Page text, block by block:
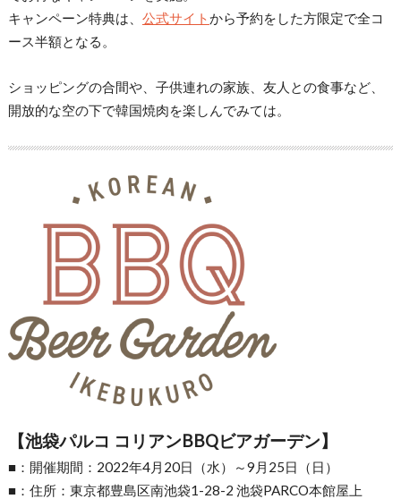
キャンペーン特典は、 公式サイトから予約をした方限定で全コ
ース半額となる。
ショッピングの合間や、子供連れの家族、友人との食事など、
開放的な空の下で韓国焼肉を楽しんでみては。
【池袋パルコ コリアンBBQビアガーデン】
■：開催期間：2022年4月20日（水）～9月25日（日）
■：住所：東京都豊島区南池袋1-28-2 池袋PARCO本館屋上